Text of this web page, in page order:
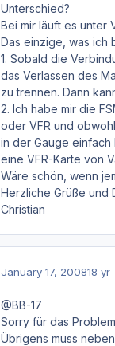
Unterschied?
Bei mir läuft es unter
Das einzige, was ich
1. Sobald die
das Verlassen des
zu trennen. Dann
2. Ich habe mir die
oder VFR und
in der Gauge einfach
eine VFR-Karte von
Wäre schön, wenn
Herzliche Grüße und
Christian
January 17, 200818 yr
@BB-17
Sorry für das
Übrigens muss